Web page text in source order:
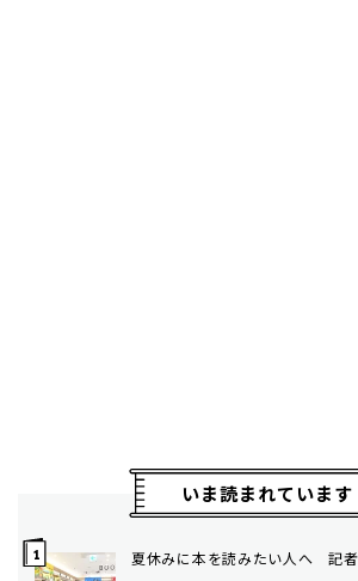
いま読まれています
夏休みに本を読みたい人へ 記